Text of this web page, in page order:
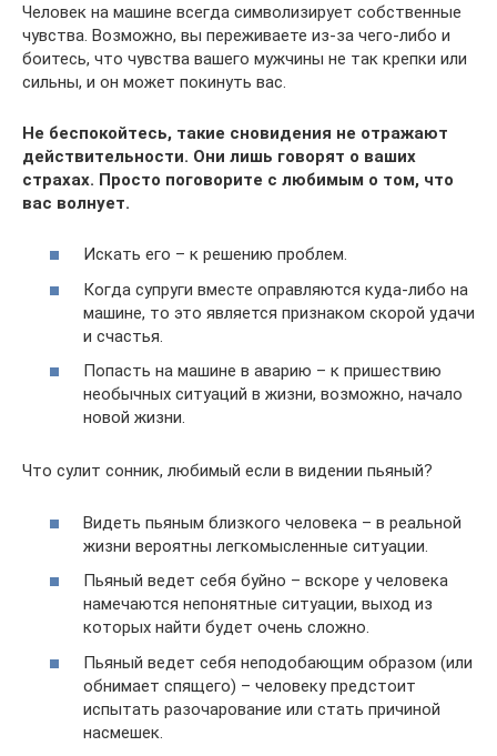
Человек на машине всегда символизирует собственные
чувства. Возможно, вы переживаете из-за чего-либо и
боитесь, что чувства вашего мужчины не так крепки или
сильны, и он может покинуть вас.
Не беспокойтесь, такие сновидения не отражают
действительности. Они лишь говорят о ваших
страхах. Просто поговорите с любимым о том, что
вас волнует.
Искать его – к решению проблем.
Когда супруги вместе оправляются куда-либо на
машине, то это является признаком скорой удачи
и счастья.
Попасть на машине в аварию – к пришествию
необычных ситуаций в жизни, возможно, начало
новой жизни.
Что сулит сонник, любимый если в видении пьяный?
Видеть пьяным близкого человека – в реальной
жизни вероятны легкомысленные ситуации.
Пьяный ведет себя буйно – вскоре у человека
намечаются непонятные ситуации, выход из
которых найти будет очень сложно.
Пьяный ведет себя неподобающим образом (или
обнимает спящего) – человеку предстоит
испытать разочарование или стать причиной
насмешек.